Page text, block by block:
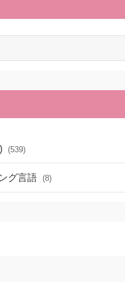
(539)
グ言語 (8)